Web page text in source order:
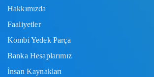
Hakkımızda
Faaliyetler
Kombi Yedek Parça
Banka Hesaplarımız
İnsan Kaynakları